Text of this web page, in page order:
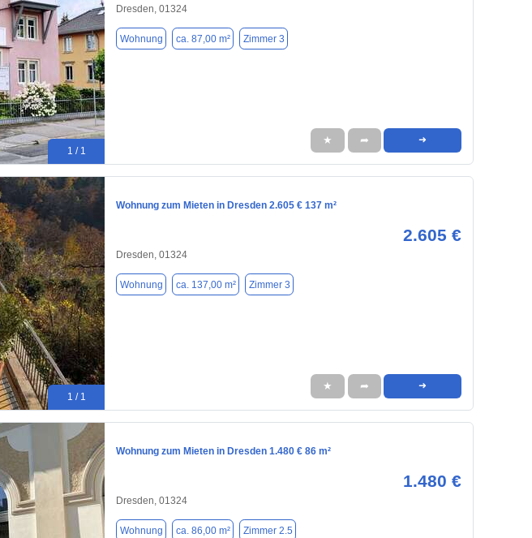
1 / 1
Dresden, 01324
Wohnung ca. 87,00 m² Zimmer 3
★ ➦ ➜
1 / 1
Wohnung zum Mieten in Dresden 2.605 € 137 m²
2.605 €
Dresden, 01324
Wohnung ca. 137,00 m² Zimmer 3
★ ➦ ➜
Wohnung zum Mieten in Dresden 1.480 € 86 m²
1.480 €
Dresden, 01324
Wohnung ca. 86,00 m² Zimmer 2.5